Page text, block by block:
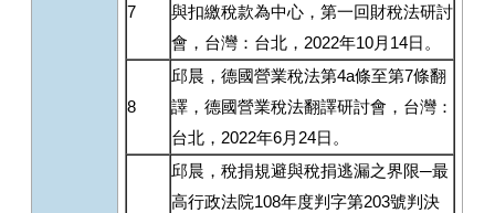
7
與扣繳稅款為中心，第一回財稅法研討
會，台灣：台北，2022年10月14日。
8
邱晨，德國營業稅法第4a條至第7條翻
譯，德國營業稅法翻譯研討會，台灣：
台北，2022年6月24日。
邱晨，稅捐規避與稅捐逃漏之界限─最
高行政法院108年度判字第203號判決